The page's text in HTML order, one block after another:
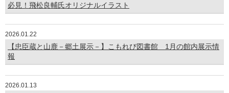
必見！飛松良輔氏オリジナルイラスト
2026.01.22
【忠臣蔵と山鹿－郷土展示－】こもれび図書館 1月の館内展示情
報
2026.01.13